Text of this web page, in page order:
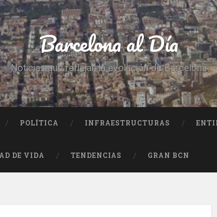
Barcelona al Día
Noticias que reflejan la evolución de Barcelona
POLÍTICA INFRAESTRUCTURAS
DE VIDA TENDENCIAS GRAN BCN